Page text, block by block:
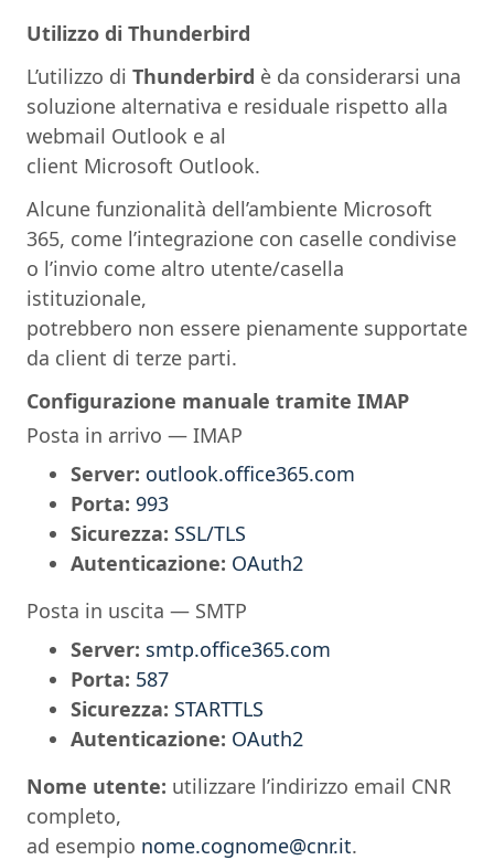
Utilizzo di Thunderbird
L’utilizzo di Thunderbird è da considerarsi una
soluzione alternativa e residuale rispetto alla
webmail Outlook e al
client Microsoft Outlook.
Alcune funzionalità dell’ambiente Microsoft
365, come l’integrazione con caselle condivise
o l’invio come altro utente/casella
istituzionale,
potrebbero non essere pienamente supportate
da client di terze parti.
Configurazione manuale tramite IMAP
Posta in arrivo — IMAP
Server: outlook.office365.com
Porta: 993
Sicurezza: SSL/TLS
Autenticazione: OAuth2
Posta in uscita — SMTP
Server: smtp.office365.com
Porta: 587
Sicurezza: STARTTLS
Autenticazione: OAuth2
Nome utente: utilizzare l’indirizzo email CNR
completo,
ad esempio nome.cognome@cnr.it.